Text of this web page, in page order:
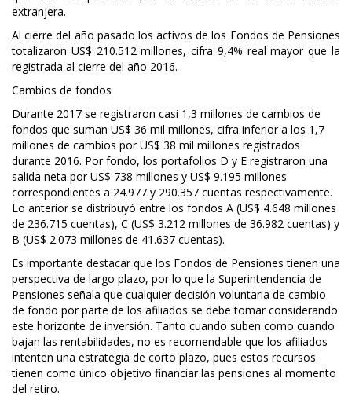
extranjera.
Al cierre del año pasado los activos de los Fondos de Pensiones
totalizaron US$ 210.512 millones, cifra 9,4% real mayor que la
registrada al cierre del año 2016.
Cambios de fondos
Durante 2017 se registraron casi 1,3 millones de cambios de
fondos que suman US$ 36 mil millones, cifra inferior a los 1,7
millones de cambios por US$ 38 mil millones registrados
durante 2016. Por fondo, los portafolios D y E registraron una
salida neta por US$ 738 millones y US$ 9.195 millones
correspondientes a 24.977 y 290.357 cuentas respectivamente.
Lo anterior se distribuyó entre los fondos A (US$ 4.648 millones
de 236.715 cuentas), C (US$ 3.212 millones de 36.982 cuentas) y
B (US$ 2.073 millones de 41.637 cuentas).
Es importante destacar que los Fondos de Pensiones tienen una
perspectiva de largo plazo, por lo que la Superintendencia de
Pensiones señala que cualquier decisión voluntaria de cambio
de fondo por parte de los afiliados se debe tomar considerando
este horizonte de inversión. Tanto cuando suben como cuando
bajan las rentabilidades, no es recomendable que los afiliados
intenten una estrategia de corto plazo, pues estos recursos
tienen como único objetivo financiar las pensiones al momento
del retiro.